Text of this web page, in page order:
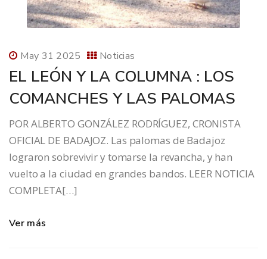
May 31 2025 Noticias
EL LEÓN Y LA COLUMNA : LOS
COMANCHES Y LAS PALOMAS
POR ALBERTO GONZÁLEZ RODRÍGUEZ, CRONISTA
OFICIAL DE BADAJOZ. Las palomas de Badajoz
lograron sobrevivir y tomarse la revancha, y han
vuelto a la ciudad en grandes bandos. LEER NOTICIA
COMPLETA[…]
Ver más